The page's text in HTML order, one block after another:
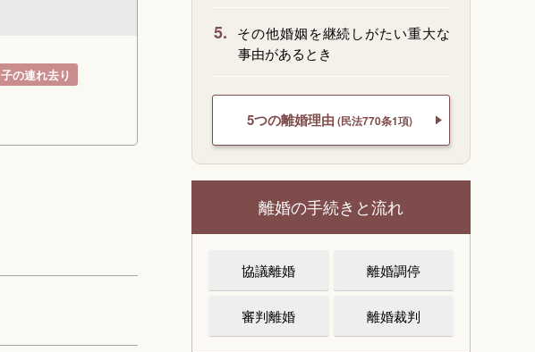
子の連れ去り
5.
その他婚姻を継続しがたい重大な
事由があるとき
5つの離婚理由 (民法770条1項)
離婚の手続きと流れ
協議離婚 離婚調停
審判離婚 離婚裁判